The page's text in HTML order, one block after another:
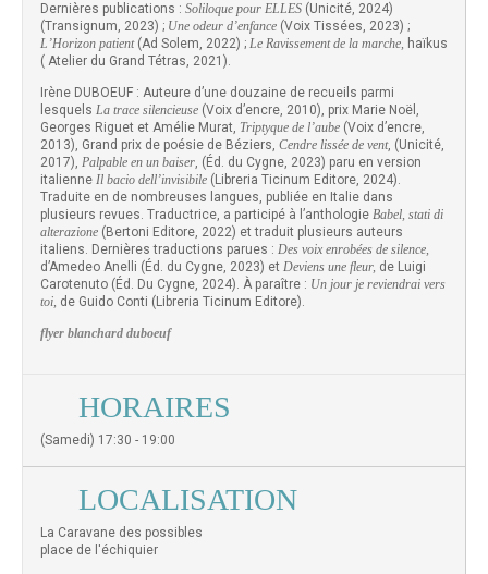
Dernières publications : Soliloque pour ELLES (Unicité, 2024)
(Transignum, 2023) ; Une odeur d’enfance (Voix Tissées, 2023) ;
L’Horizon patient(Ad Solem, 2022) ; Le Ravissement de la marche, haïkus
( Atelier du Grand Tétras, 2021).
Irène DUBOEUF : Auteure d’une douzaine de recueils parmi
lesquels La trace silencieuse (Voix d’encre, 2010), prix Marie Noël,
Georges Riguet et Amélie Murat, Triptyque de l’aube (Voix d’encre,
2013), Grand prix de poésie de Béziers, Cendre lissée de vent, (Unicité,
2017), Palpable en un baiser, (Éd. du Cygne, 2023) paru en version
italienne Il bacio dell’invisibile (Libreria Ticinum Editore, 2024).
Traduite en de nombreuses langues, publiée en Italie dans
plusieurs revues. Traductrice, a participé à l’anthologie Babel, stati di
alterazione (Bertoni Editore, 2022) et traduit plusieurs auteurs
italiens. Dernières traductions parues : Des voix enrobées de silence,
d’Amedeo Anelli (Éd. du Cygne, 2023) et Deviens une fleur, de Luigi
Carotenuto (Éd. Du Cygne, 2024). À paraître : Un jour je reviendrai vers
toi, de Guido Conti (Libreria Ticinum Editore).
flyer blanchard duboeuf
HORAIRES
(Samedi) 17:30 - 19:00
LOCALISATION
La Caravane des possibles
place de l'échiquier